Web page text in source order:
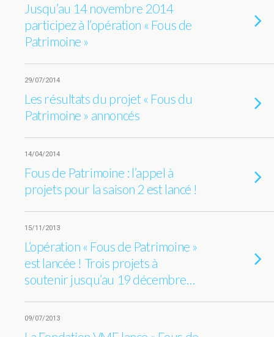
Jusqu’au 14 novembre 2014
participez à l’opération « Fous de
Patrimoine »
29/07/2014
Les résultats du projet « Fous du
Patrimoine » annoncés
14/04/2014
Fous de Patrimoine : l’appel à
projets pour la saison 2 est lancé !
15/11/2013
L’opération « Fous de Patrimoine »
est lancée ! Trois projets à
soutenir jusqu’au 19 décembre…
09/07/2013